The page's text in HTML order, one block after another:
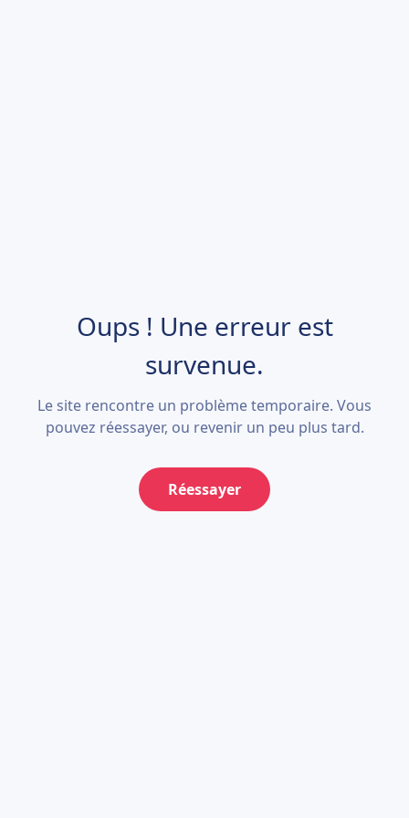
Oups ! Une erreur est
survenue.
Le site rencontre un problème temporaire. Vous
pouvez réessayer, ou revenir un peu plus tard.
Réessayer